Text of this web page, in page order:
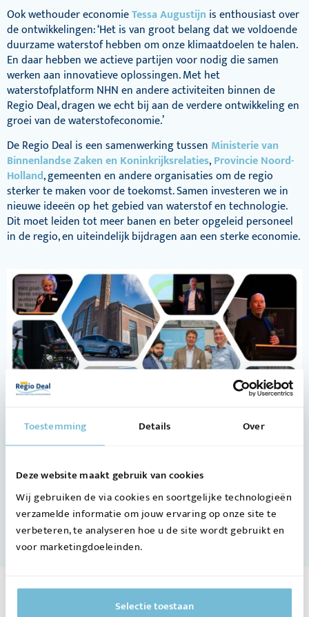
Toestemming Details Over
Deze website maakt gebruik van cookies
Wij gebruiken de via cookies en soortgelijke technologieën
verzamelde informatie om jouw ervaring op onze site te
verbeteren, te analyseren hoe u de site wordt gebruikt en
voor marketingdoeleinden.
Selectie toestaan
Ook wethouder economieTessa Augustijn is enthousiast over
de ontwikkelingen: ‘Het is van groot belang dat we voldoende
duurzame waterstof hebben om onze klimaatdoelen te halen.
En daar hebben we actieve partijen voor nodig die samen
werken aan innovatieve oplossingen. Met het
waterstofplatform NHN en andere activiteiten binnen de
Regio Deal, dragen we echt bij aan de verdere ontwikkeling en
groei van de waterstofeconomie.’
De Regio Deal is een samenwerking tussen Ministerie van
Binnenlandse Zaken en Koninkrijksrelaties,Provincie Noord-
Holland, gemeenten en andere organisaties om de regio
sterker te maken voor de toekomst. Samen investeren we in
nieuwe ideeën op het gebied van waterstof en technologie.
Dit moet leiden tot meer banen en beter opgeleid personeel
in de regio, en uiteindelijk bijdragen aan een sterke economie.